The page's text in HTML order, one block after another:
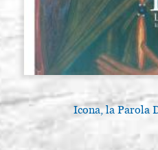
Icona, la Parola